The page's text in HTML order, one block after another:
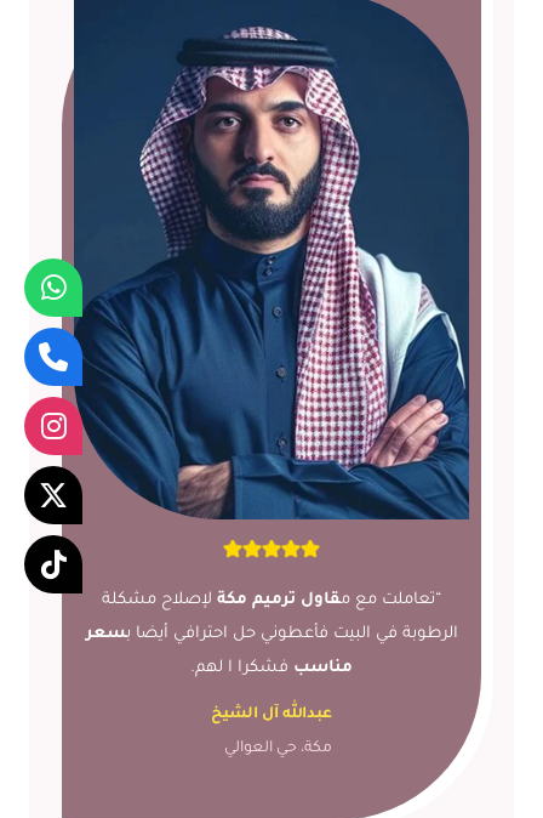
“تعاملت مع مقاول ترميم مكة لإصلاح مشكلة
الرطوبة في البيت فأعطوني حل احترافي أيضا بسعر
مناسب فشكرا ا لهم.
عبدالله آل الشيخ
مكة، حي العوالي